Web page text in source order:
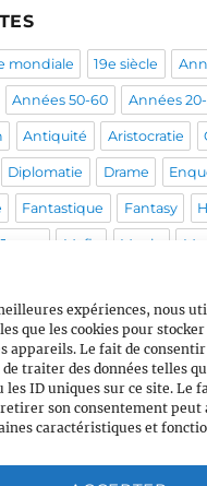
expériences, nous
que les cookies pour
appareils. Le fait de consentir
traiter des données telles
les ID uniques sur ce site. Le
son consentement
caractéristiques et
mondiale 19e siècle
Années 50-60 Années
Antiquité Aristocratie
Diplomatie Drame
Fantastique Fantasy
Japon Mafia Magie
Post-apo Pour enfants
Pègre Queer
Sentiments Sociétal
de vie Vie de couple